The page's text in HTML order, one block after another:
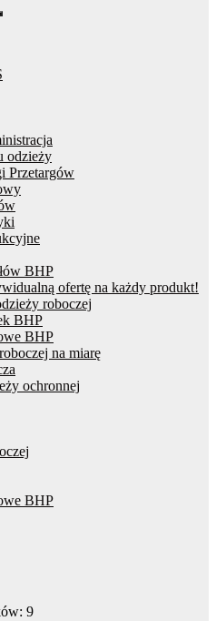
odzieży
Przetargów
BHP
ofertę na każdy produkt!
roboczej
BHP
BHP
na miarę
ochronnej
BHP
9